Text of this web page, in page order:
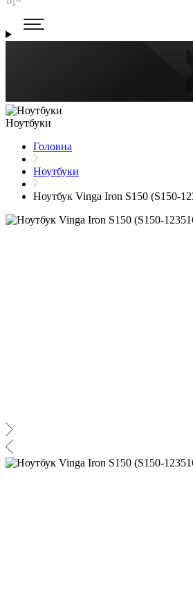
Ноутбуки
Головна
Ноутбуки
Ноутбук Vinga Iron S150 (S150-